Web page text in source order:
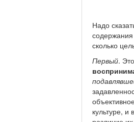
Надо
сколько
Первый. Это
культуре, и